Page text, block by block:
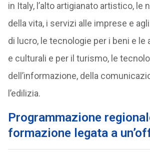
in Italy, l’alto artigianato artistico, le
della vita, i servizi alle imprese e
di lucro, le tecnologie per i beni e
e culturali e per il turismo, le
dell’informazione, della
l’edilizia.
Programmazione
formazione legata a